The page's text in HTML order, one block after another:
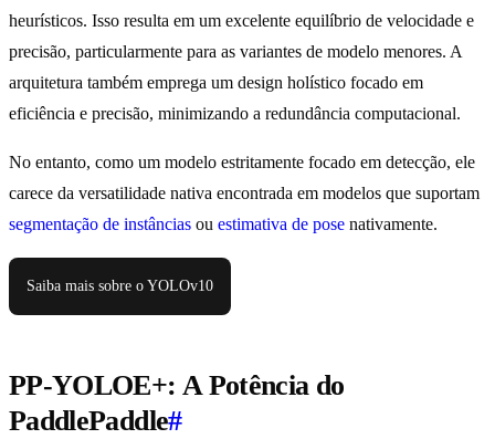
heurísticos. Isso resulta em um excelente equilíbrio de velocidade e
precisão, particularmente para as variantes de modelo menores. A
arquitetura também emprega um design holístico focado em
eficiência e precisão, minimizando a redundância computacional.
No entanto, como um modelo estritamente focado em detecção, ele
carece da versatilidade nativa encontrada em modelos que suportam
segmentação de instâncias ou estimativa de pose nativamente.
Saiba mais sobre o YOLOv10
PP-YOLOE+: A Potência do
PaddlePaddle#